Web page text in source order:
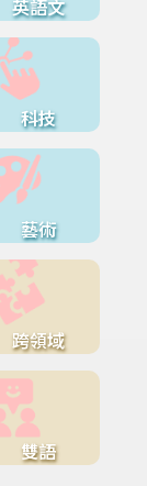
英語文
科技
藝術
跨領域
雙語